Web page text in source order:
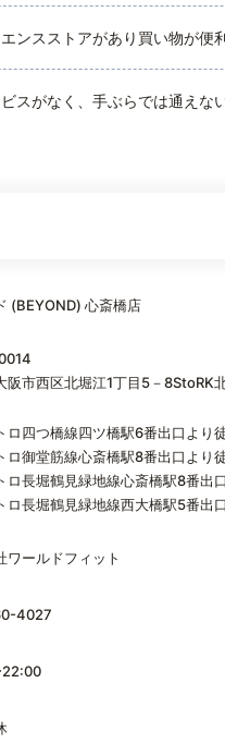
ンスストアがあり買い物が便
スがなく、手ぶらでは通えな
(BEYOND) 心斎橋店
阪市西区北堀江1丁目5－8StoRK
ロ四つ橋線四ツ橋駅6番出口より
ロ御堂筋線心斎橋駅8番出口より
ロ長堀鶴見緑地線心斎橋駅8番出
ロ長堀鶴見緑地線西大橋駅5番出
ワールドフィット
4027
22:00